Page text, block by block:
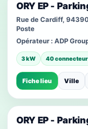
ORY EP -
Rue de Cardiff,
Poste
Opérateur : ADP
3 kW 40
Fiche lieu Ville
ORY EP -